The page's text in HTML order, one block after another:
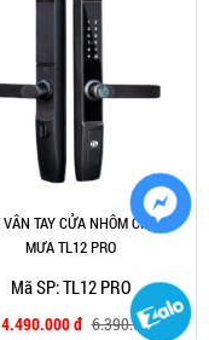
TAY CỬA NHÔM CHỐNG
MƯA TL12 PRO
Mã SP: TL12 PRO
4.490.000 đ 6.390.000 đ